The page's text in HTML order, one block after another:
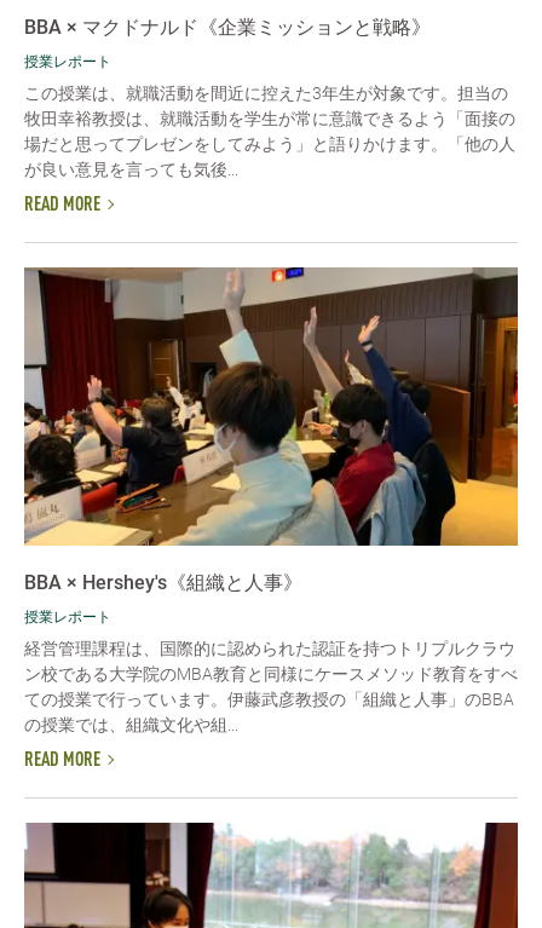
BBA × マクドナルド《企業ミッションと戦略》
授業レポート
この授業は、就職活動を間近に控えた3年生が対象です。担当の
牧田幸裕教授は、就職活動を学生が常に意識できるよう「面接の
場だと思ってプレゼンをしてみよう」と語りかけます。「他の人
が良い意見を言っても気後...
READ MORE
BBA × Hershey's《組織と人事》
授業レポート
経営管理課程は、国際的に認められた認証を持つトリプルクラウ
ン校である大学院のMBA教育と同様にケースメソッド教育をすべ
ての授業で行っています。伊藤武彦教授の「組織と人事」のBBA
の授業では、組織文化や組...
READ MORE